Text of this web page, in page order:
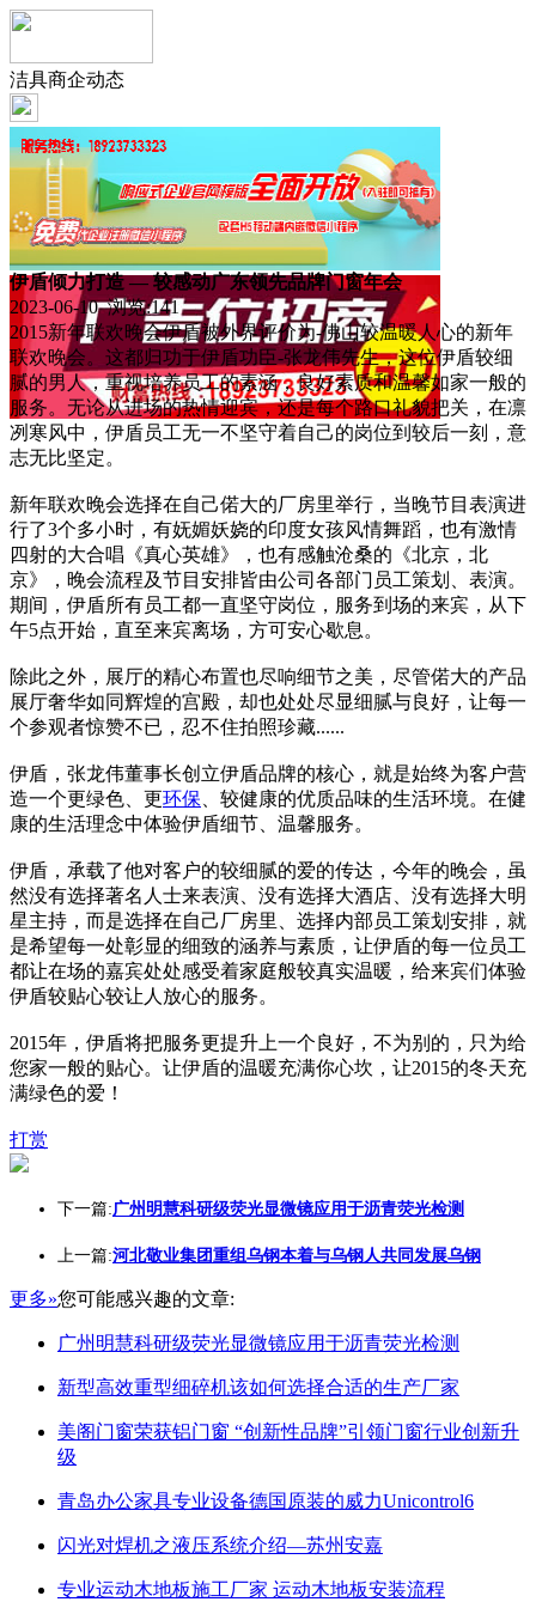
洁具商企动态
伊盾倾力打造 — 较感动广东领先品牌门窗年会
2023-06-10 浏览:141
2015新年联欢晚会伊盾被外界评价为-佛山较温暖人心的新年
联欢晚会。这都归功于伊盾功臣-张龙伟先生，这位伊盾较细
腻的男人，重视培养员工的素涵，良好素质和温馨如家一般的
服务。无论从进场的热情迎宾，还是每个路口礼貌把关，在凛
冽寒风中，伊盾员工无一不坚守着自己的岗位到较后一刻，意
志无比坚定。
新年联欢晚会选择在自己偌大的厂房里举行，当晚节目表演进
行了3个多小时，有妩媚妖娆的印度女孩风情舞蹈，也有激情
四射的大合唱《真心英雄》，也有感触沧桑的《北京，北
京》，晚会流程及节目安排皆由公司各部门员工策划、表演。
期间，伊盾所有员工都一直坚守岗位，服务到场的来宾，从下
午5点开始，直至来宾离场，方可安心歇息。
除此之外，展厅的精心布置也尽响细节之美，尽管偌大的产品
展厅奢华如同辉煌的宫殿，却也处处尽显细腻与良好，让每一
个参观者惊赞不已，忍不住拍照珍藏......
伊盾，张龙伟董事长创立伊盾品牌的核心，就是始终为客户营
造一个更绿色、更环保 、较健康的优质品味的生活环境。在健
康的生活理念中体验伊盾细节、温馨服务。
伊盾，承载了他对客户的较细腻的爱的传达，今年的晚会，虽
然没有选择著名人士来表演、没有选择大酒店、没有选择大明
星主持，而是选择在自己厂房里、选择内部员工策划安排，就
是希望每一处彰显的细致的涵养与素质，让伊盾的每一位员工
都让在场的嘉宾处处感受着家庭般较真实温暖，给来宾们体验
伊盾较贴心较让人放心的服务。
2015年，伊盾将把服务更提升上一个良好，不为别的，只为给
您家一般的贴心。让伊盾的温暖充满你心坎，让2015的冬天充
满绿色的爱！
打赏
下一篇:广州明慧科研级荧光显微镜应用于沥青荧光检测
上一篇:河北敬业集团重组乌钢本着与乌钢人共同发展乌钢
更多»您可能感兴趣的文章:
广州明慧科研级荧光显微镜应用于沥青荧光检测
新型高效重型细碎机该如何选择合适的生产厂家
美阁门窗荣获铝门窗 “创新性品牌”引领门窗行业创新升
级
青岛办公家具专业设备德国原装的威力Unicontrol6
闪光对焊机之液压系统介绍—苏州安嘉
专业运动木地板施工厂家 运动木地板安装流程